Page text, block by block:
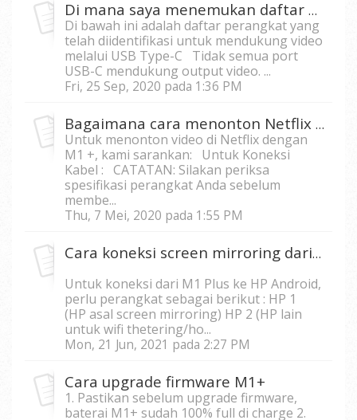
Di mana saya menemukan daftar kompatibilitas video USB-C untuk M1, M1 +, M2 dan X10-4K?
Di bawah ini adalah daftar perangkat yang
telah diidentifikasi untuk mendukung video
melalui USB Type-C Tidak semua port
USB-C mendukung output video. ...
Fri, 25 Sep, 2020 pada 1:36 PM
Bagaimana cara menonton Netflix di M1 + dengan ponsel saya?
Untuk menonton video di Netflix dengan
M1 +, kami sarankan: Untuk Koneksi
Kabel : CATATAN: Silakan periksa
spesifikasi perangkat Anda sebelum
membe...
Thu, 7 Mei, 2020 pada 1:55 PM
Cara koneksi screen mirroring dari HP ke M1 plus
Untuk koneksi dari M1 Plus ke HP Android,
perlu perangkat sebagai berikut : HP 1
(HP asal screen mirroring) HP 2 (HP lain
untuk wifi thetering/ho...
Mon, 21 Jun, 2021 pada 2:27 PM
Cara upgrade firmware M1+
1. Pastikan sebelum upgrade firmware,
baterai M1+ sudah 100% full di charge 2.